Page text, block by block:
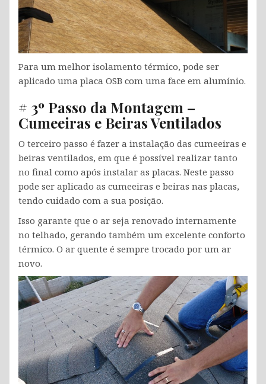
Para um melhor isolamento térmico, pode ser
aplicado uma placa OSB com uma face em alumínio.
# 3º Passo da Montagem –
Cumeeiras e Beiras Ventilados
O terceiro passo é fazer a instalação das cumeeiras e
beiras ventilados, em que é possível realizar tanto
no final como após instalar as placas. Neste passo
pode ser aplicado as cumeeiras e beiras nas placas,
tendo cuidado com a sua posição.
Isso garante que o ar seja renovado internamente
no telhado, gerando também um excelente conforto
térmico. O ar quente é sempre trocado por um ar
novo.